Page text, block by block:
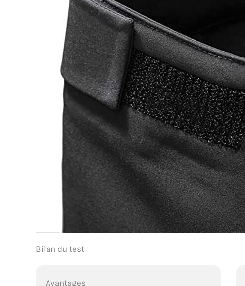
Bilan du test
Avantages